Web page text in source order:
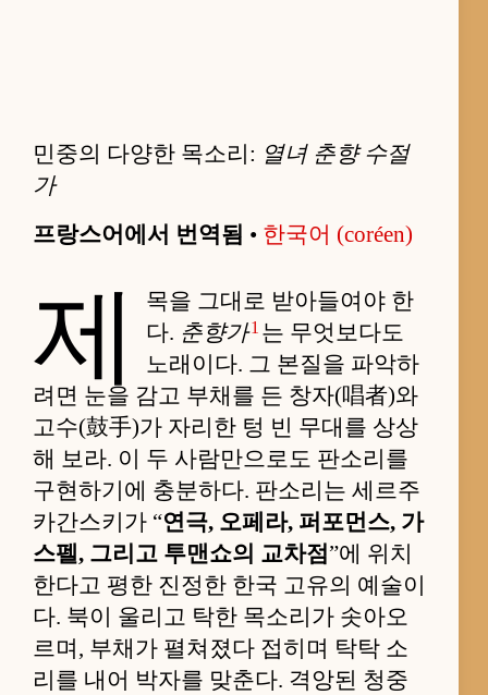
민중의 다양한 목소리: 열녀 춘향 수절
가
프랑스어에서 번역됨 • 한국어 (coréen)
제
목을 그대로 받아들여야 한
다. 춘향가1 는 무엇보다도
노래이다. 그 본질을 파악하
려면 눈을 감고 부채를 든 창자(唱者)와
고수(鼓手)가 자리한 텅 빈 무대를 상상
해 보라. 이 두 사람만으로도 판소리를
구현하기에 충분하다. 판소리는 세르주
카간스키가 “연극, 오페라, 퍼포먼스, 가
스펠, 그리고 투맨쇼의 교차점”에 위치
한다고 평한 진정한 한국 고유의 예술이
다. 북이 울리고 탁한 목소리가 솟아오
르며, 부채가 펼쳐졌다 접히며 탁탁 소
리를 내어 박자를 맞춘다. 격앙된 청중